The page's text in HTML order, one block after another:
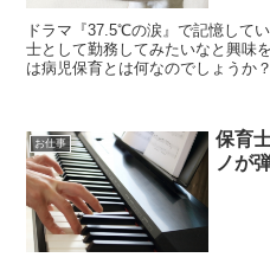
ドラマ『37.5℃の涙』で記憶している
士として勤務してみたいなと興味
は病児保育とは何なのでしょうか？ 一体どんな保育内容なので
お仕事
保育
ノが